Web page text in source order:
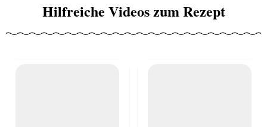
Hilfreiche Videos zum Rezept